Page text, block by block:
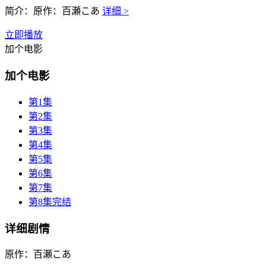
简介： 原作：百瀬こあ 详细 >
立即播放
加个电影
加个电影
第1集
第2集
第3集
第4集
第5集
第6集
第7集
第8集完结
详细剧情
原作：百瀬こあ